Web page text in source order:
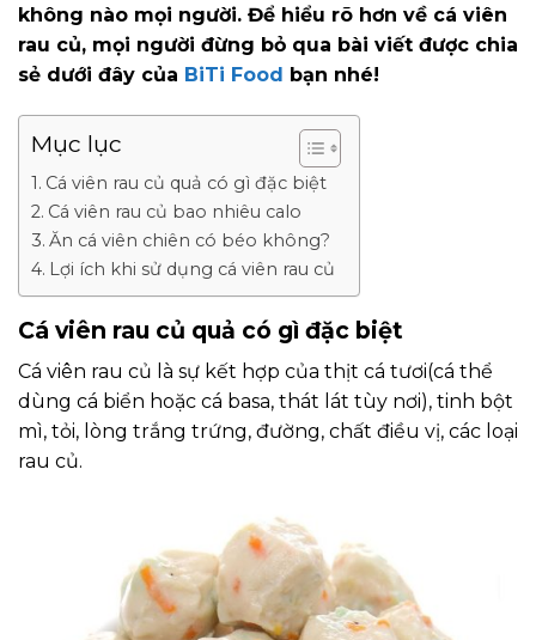
không nào mọi người. Để hiểu rõ hơn về cá viên
rau củ, mọi người đừng bỏ qua bài viết được chia
sẻ dưới đây của BiTi Food bạn nhé!
Mục lục
Cá viên rau củ quả có gì đặc biệt
Cá viên rau củ bao nhiêu calo
Ăn cá viên chiên có béo không?
Lợi ích khi sử dụng cá viên rau củ
Cá viên rau củ quả có gì đặc biệt
Cá viên rau củ là sự kết hợp của thịt cá tươi(cá thể
dùng cá biển hoặc cá basa, thát lát tùy nơi), tinh bột
mì, tỏi, lòng trắng trứng, đường, chất điều vị, các loại
rau củ.